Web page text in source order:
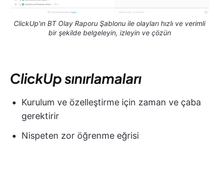
ClickUp'ın BT Olay Raporu Şablonu ile olayları hızlı ve verimli
bir şekilde belgeleyin, izleyin ve çözün
ClickUp sınırlamaları
Kurulum ve özelleştirme için zaman ve çaba
gerektirir
Nispeten zor öğrenme eğrisi